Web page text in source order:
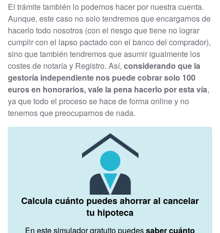
El trámite también lo podemos hacer por nuestra cuenta.
Aunque, este caso no solo tendremos que encargarnos de
hacerlo todo nosotros (con el riesgo que tiene no lograr
cumplir con el lapso pactado con el banco del comprador),
sino que también tendremos que asumir igualmente los
costes de notaría y Registro. Así, considerando que la
gestoría independiente nos puede cobrar solo 100
euros en honorarios, vale la pena hacerlo por esta vía,
ya que todo el proceso se hace de forma online y no
tenemos que preocuparnos de nada.
Calcula cuánto puedes ahorrar al cancelar
tu hipoteca
En este simulador gratuito puedessaber cuánto